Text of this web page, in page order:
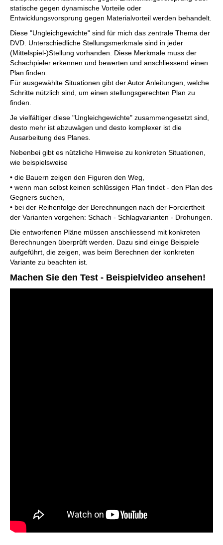
statische gegen dynamische Vorteile oder
Entwicklungsvorsprung gegen Materialvorteil werden behandelt.
Diese "Ungleichgewichte" sind für mich das zentrale Thema der
DVD. Unterschiedliche Stellungsmerkmale sind in jeder
(Mittelspiel-)Stellung vorhanden. Diese Merkmale muss der
Schachpieler erkennen und bewerten und anschliessend einen
Plan finden.
Für ausgewählte Situationen gibt der Autor Anleitungen, welche
Schritte nützlich sind, um einen stellungsgerechten Plan zu
finden.
Je vielfältiger diese "Ungleichgewichte" zusammengesetzt sind,
desto mehr ist abzuwägen und desto komplexer ist die
Ausarbeitung des Planes.
Nebenbei gibt es nützliche Hinweise zu konkreten Situationen,
wie beispielsweise
• die Bauern zeigen den Figuren den Weg,
• wenn man selbst keinen schlüssigen Plan findet - den Plan des
Gegners suchen,
• bei der Reihenfolge der Berechnungen nach der Forciertheit
der Varianten vorgehen: Schach - Schlagvarianten - Drohungen.
Die entworfenen Pläne müssen anschliessend mit konkreten
Berechnungen überprüft werden. Dazu sind einige Beispiele
aufgeführt, die zeigen, was beim Berechnen der konkreten
Variante zu beachten ist.
Machen Sie den Test - Beispielvideo ansehen!